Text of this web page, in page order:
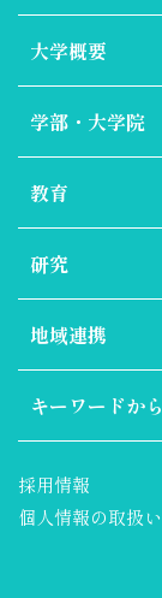
大学概要
学部・大学院
教育
研究
地域連携
キーワードから
採用情報
個人情報の取扱い